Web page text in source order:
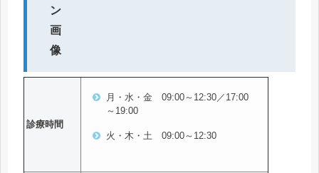
診療時間
月・水・金 09:00～12:30／17:00
～19:00
火・木・土 09:00～12:30